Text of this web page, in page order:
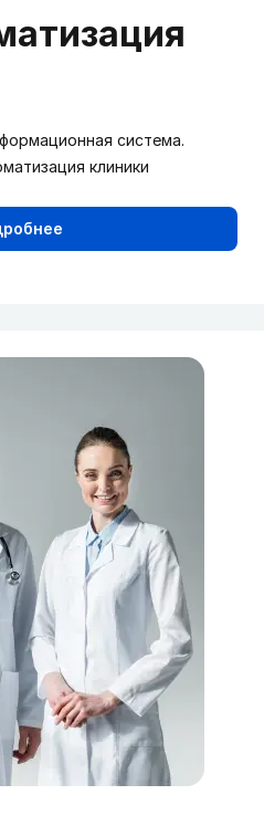
система.
клиники